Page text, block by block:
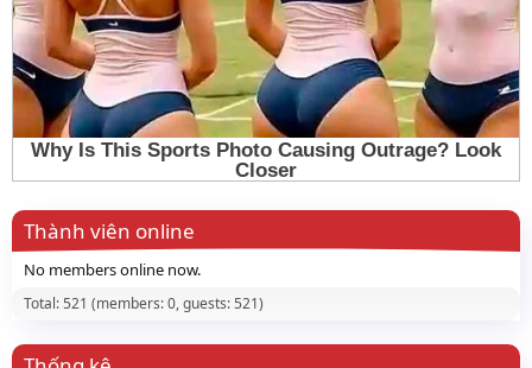
Thành viên online
No members online now.
Total: 521 (members: 0, guests: 521)